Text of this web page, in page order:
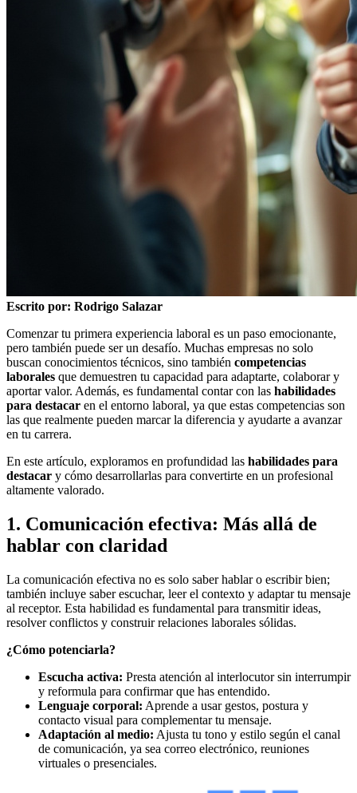
Escrito por: Rodrigo Salazar
Comenzar tu primera experiencia laboral es un paso emocionante,
pero también puede ser un desafío. Muchas empresas no solo
buscan conocimientos técnicos, sino también competencias
laborales que demuestren tu capacidad para adaptarte, colaborar y
aportar valor. Además, es fundamental contar con las habilidades
para destacar en el entorno laboral, ya que estas competencias son
las que realmente pueden marcar la diferencia y ayudarte a avanzar
en tu carrera.
En este artículo, exploramos en profundidad las habilidades para
destacar y cómo desarrollarlas para convertirte en un profesional
altamente valorado.
1. Comunicación efectiva: Más allá de
hablar con claridad
La comunicación efectiva no es solo saber hablar o escribir bien;
también incluye saber escuchar, leer el contexto y adaptar tu mensaje
al receptor. Esta habilidad es fundamental para transmitir ideas,
resolver conflictos y construir relaciones laborales sólidas.
¿Cómo potenciarla?
Escucha activa: Presta atención al interlocutor sin interrumpir
y reformula para confirmar que has entendido.
Lenguaje corporal: Aprende a usar gestos, postura y
contacto visual para complementar tu mensaje.
Adaptación al medio: Ajusta tu tono y estilo según el canal
de comunicación, ya sea correo electrónico, reuniones
virtuales o presenciales.